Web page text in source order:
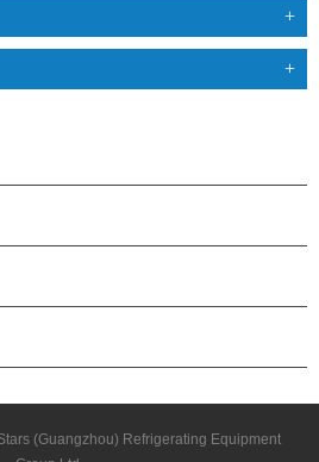
(Guangzhou) Refrigerating Equipment